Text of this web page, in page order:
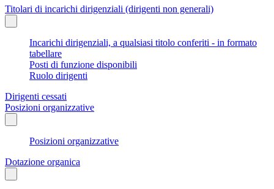
Titolari di incarichi dirigenziali (dirigenti non generali)
Incarichi dirigenziali, a qualsiasi titolo conferiti - in formato
tabellare
Posti di funzione disponibili
Ruolo dirigenti
Dirigenti cessati
Posizioni organizzative
Posizioni organizzative
Dotazione organica